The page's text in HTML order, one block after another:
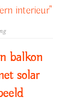
interieur"
balkon
solar